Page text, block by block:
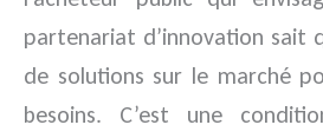
partenariat d’innovation sait
de solutions sur le marché
besoins. C’est une